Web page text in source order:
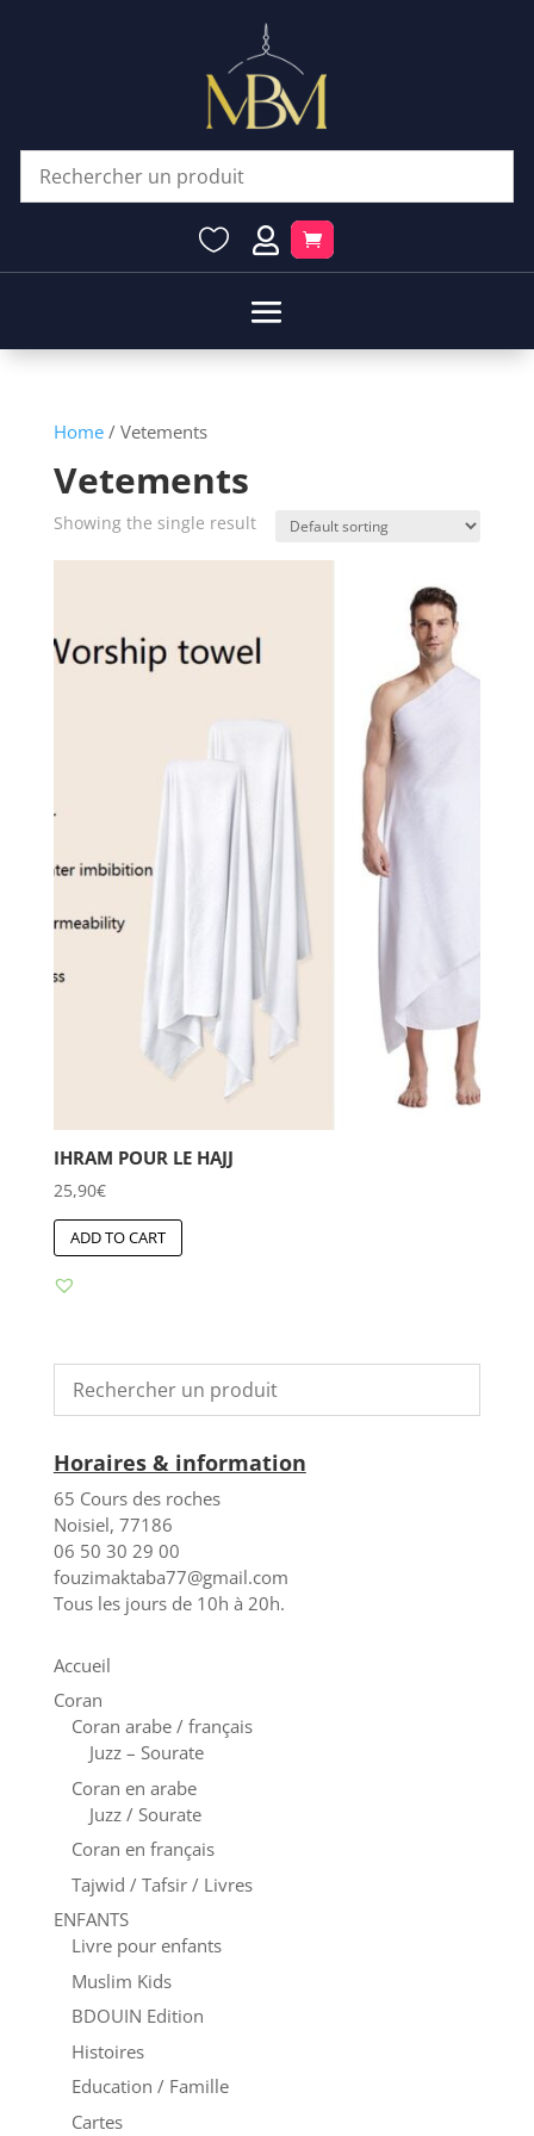
 
Home/ Vetements
Vetements
Showing the single result
IHRAM POUR LE HAJJ
25,90€
ADD TO CART
Horaires & information
65 Cours des roches
Noisiel, 77186
06 50 30 29 00
fouzimaktaba77@gmail.com
Tous les jours de 10h à 20h.
Accueil
Coran
Coran arabe / français
Juzz – Sourate
Coran en arabe
Juzz / Sourate
Coran en français
Tajwid / Tafsir / Livres
ENFANTS
Livre pour enfants
Muslim Kids
BDOUIN Edition
Histoires
Education / Famille
Cartes